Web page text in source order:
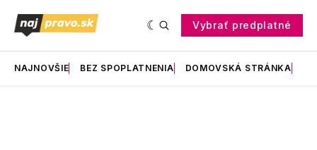
Vybrať predplatné
NAJNOVŠIE BEZ SPOPLATNENIA DOMOVSKÁ STRÁNKA